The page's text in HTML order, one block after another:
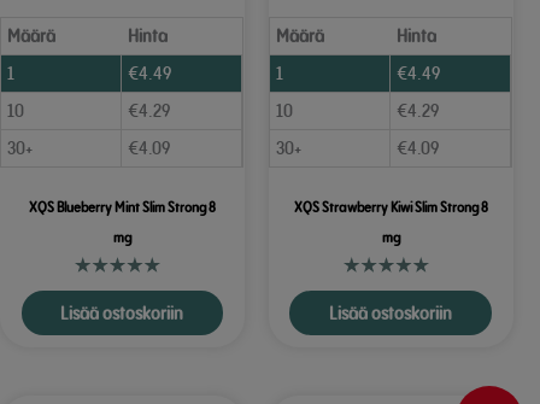
Määrä
Hinta
1
€4.49
10
€4.29
30+
€4.09
XQS Blueberry Mint Slim Strong 8
mg
Lisää ostoskoriin
Määrä
Hinta
1
€4.49
10
€4.29
30+
€4.09
XQS Strawberry Kiwi Slim Strong 8
mg
Lisää ostoskoriin